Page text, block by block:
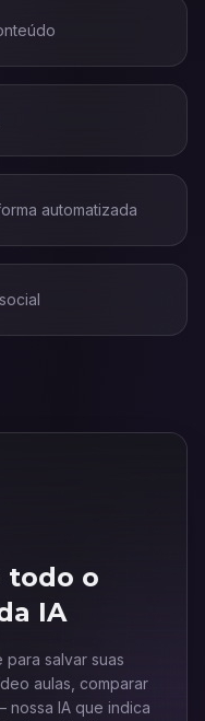
automatizada
todo o
IA
para salvar suas
aulas, comparar
nossa IA que indica